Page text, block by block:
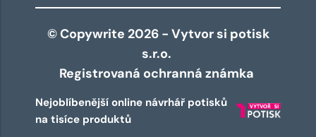
© Copywrite 2026 - Vytvor si potisk
s.r.o.
Registrovaná ochranná známka
Nejoblíbenější online návrhář potisků
na tisíce produktů